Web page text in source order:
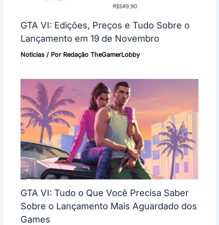
GTA VI: Edições, Preços e Tudo Sobre o
Lançamento em 19 de Novembro
Noticias/ Por Redação TheGamerLobby
GTA VI: Tudo o Que Você Precisa Saber
Sobre o Lançamento Mais Aguardado dos
Games